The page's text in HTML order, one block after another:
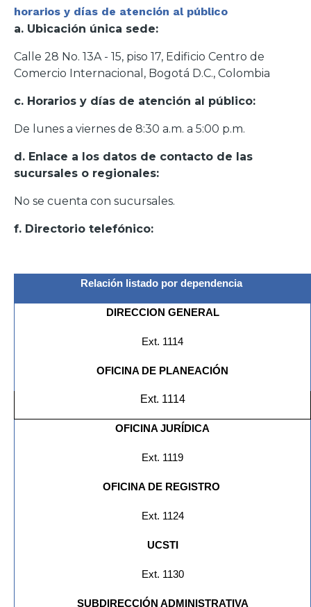
horarios y días de atención al público
a. Ubicación única sede:
Calle 28 No. 13A - 15, piso 17, Edificio Centro de
Comercio Internacional, Bogotá D.C., Colombia
c. Horarios y días de atención al público:
De lunes a viernes de 8:30 a.m. a 5:00 p.m.
d. Enlace a los datos de contacto de las
sucursales o regionales:
No se cuenta con sucursales.
f. Directorio telefónico:
Relación listado por dependencia
DIRECCION GENERAL
Ext. 1114
OFICINA DE PLANEACIÓN
Ext. 1114
OFICINA JURÍDICA
Ext. 1119
OFICINA DE REGISTRO
Ext. 1124
UCSTI
Ext. 1130
SUBDIRECCIÓN ADMINISTRATIVA